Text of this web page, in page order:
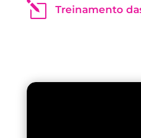
l Treinamento